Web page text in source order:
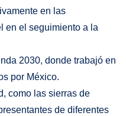
en las
en el seguimiento a la
2030, donde trabajó en
por México.
como las sierras de
de diferentes